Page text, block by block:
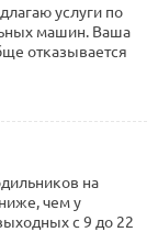
услуги по
машин. Ваша
отказывается
на
чем у
с 9 до 22